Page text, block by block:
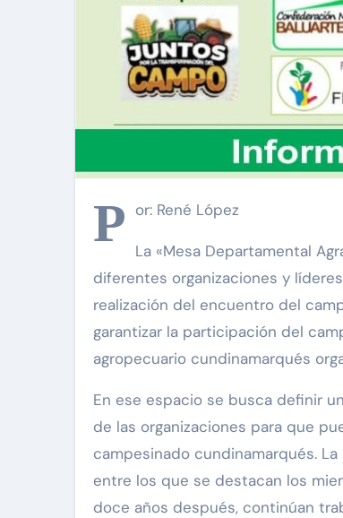
P or: René López
La «Mesa Departamental
diferentes organizaciones y
realización del encuentro del
garantizar la participación del
agropecuario cundinamarqués
En ese espacio se busca definir
de las organizaciones para que
campesinado cundinamarqués.
entre los que se destacan los
doce años después, continúan